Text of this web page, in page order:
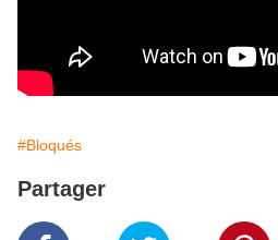
#Bloqués
Partager